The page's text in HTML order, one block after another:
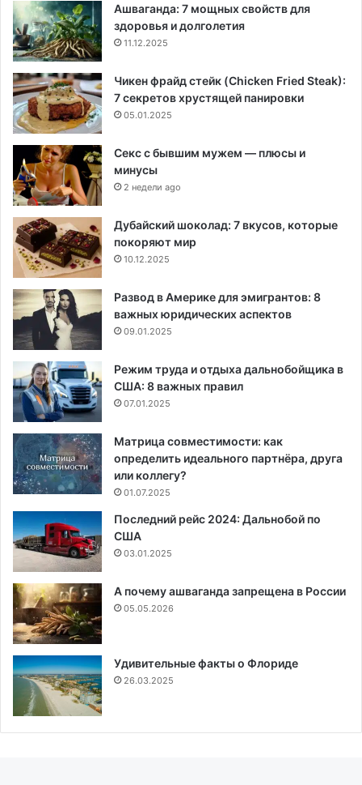
Ашваганда: 7 мощных свойств для
здоровья и долголетия
11.12.2025
Чикен фрайд стейк (Chicken Fried Steak):
7 секретов хрустящей панировки
05.01.2025
Секс с бывшим мужем — плюсы и
минусы
2 недели ago
Дубайский шоколад: 7 вкусов, которые
покоряют мир
10.12.2025
Развод в Америке для эмигрантов: 8
важных юридических аспектов
09.01.2025
Режим труда и отдыха дальнобойщика в
США: 8 важных правил
07.01.2025
Матрица совместимости: как
определить идеального партнёра, друга
или коллегу?
01.07.2025
Последний рейс 2024: Дальнобой по
США
03.01.2025
А почему ашваганда запрещена в России
05.05.2026
Удивительные факты о Флориде
26.03.2025